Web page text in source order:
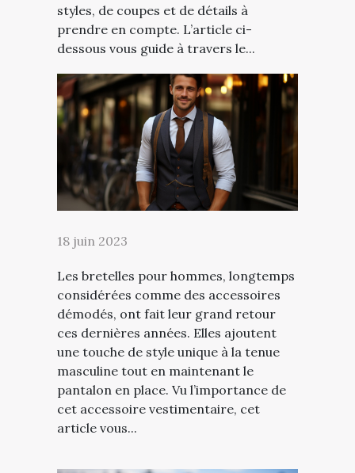
styles, de coupes et de détails à
prendre en compte. L’article ci-
dessous vous guide à travers le...
18 juin 2023
Les bretelles pour hommes, longtemps
considérées comme des accessoires
démodés, ont fait leur grand retour
ces dernières années. Elles ajoutent
une touche de style unique à la tenue
masculine tout en maintenant le
pantalon en place. Vu l’importance de
cet accessoire vestimentaire, cet
article vous...